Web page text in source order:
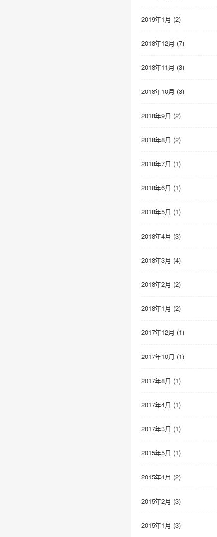
2019年1月 (2)
2018年12月 (7)
2018年11月 (3)
2018年10月 (3)
2018年9月 (2)
2018年8月 (2)
2018年7月 (1)
2018年6月 (1)
2018年5月 (1)
2018年4月 (3)
2018年3月 (4)
2018年2月 (2)
2018年1月 (2)
2017年12月 (1)
2017年10月 (1)
2017年8月 (1)
2017年4月 (1)
2017年3月 (1)
2015年5月 (1)
2015年4月 (2)
2015年2月 (3)
2015年1月 (3)